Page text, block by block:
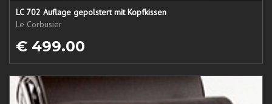
LC 702 Auflage gepolstert mit Kopfkissen
Le Corbusier
€ 499.00